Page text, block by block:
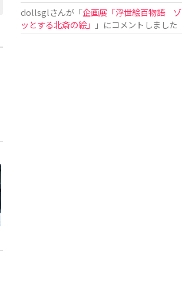
dollsglさんが「企画展「浮世絵百物語 ゾ
ッとする北斎の絵」
」にコメントしました